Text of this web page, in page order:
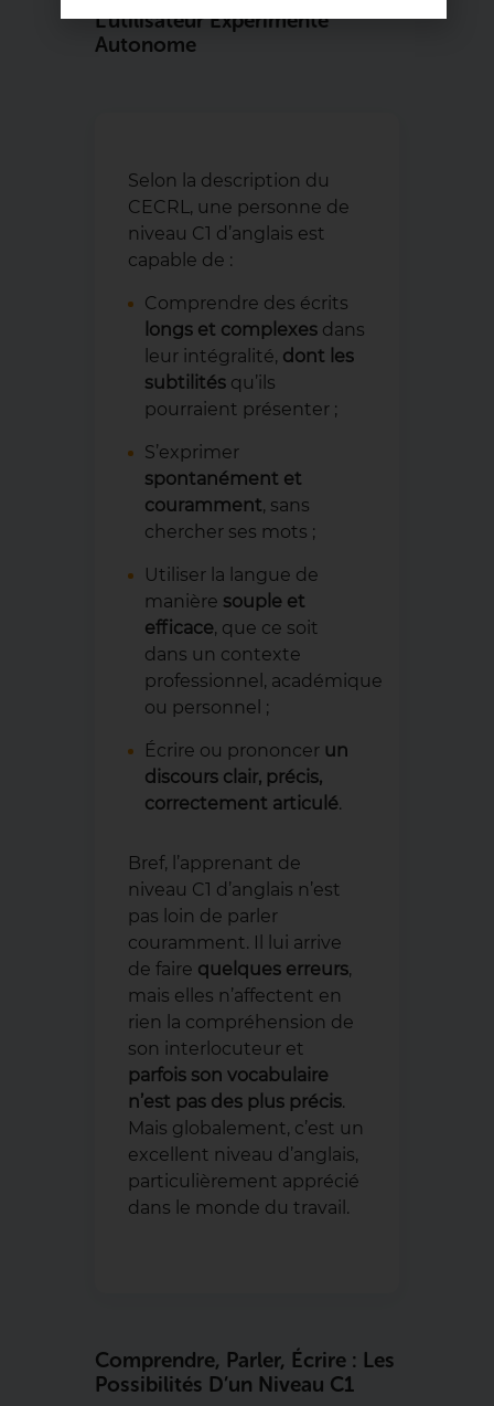
L’utilisateur Expérimenté
Autonome
Selon la description du
CECRL, une personne de
niveau C1 d’anglais est
capable de :
Comprendre des écrits
longs et complexes dans
leur intégralité, dont les
subtilités qu’ils
pourraient présenter ;
S’exprimer
spontanément et
couramment, sans
chercher ses mots ;
Utiliser la langue de
manière souple et
efficace, que ce soit
dans un contexte
professionnel, académique
ou personnel ;
Écrire ou prononcer un
discours clair, précis,
correctement articulé.
Bref, l’apprenant de
niveau C1 d’anglais n’est
pas loin de parler
couramment. Il lui arrive
de faire quelques erreurs,
mais elles n’affectent en
rien la compréhension de
son interlocuteur et
parfois son vocabulaire
n’est pas des plus précis.
Mais globalement, c’est un
excellent niveau d’anglais,
particulièrement apprécié
dans le monde du travail.
Comprendre, Parler, Écrire : Les
Possibilités D’un Niveau C1